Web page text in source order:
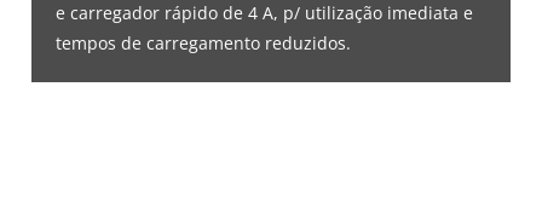
e carregador rápido de 4 A, p/ utilização imediata e
tempos de carregamento reduzidos.